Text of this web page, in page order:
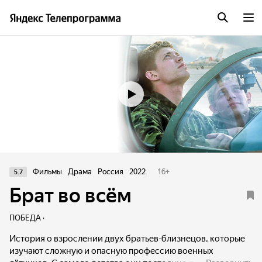
5.7 Фильмы Драма Россия 2022 16+
Брат во всём
ПОБЕДА ·
История о взрослении двух братьев-близнецов, которые
изучают сложную и опасную профессию военных